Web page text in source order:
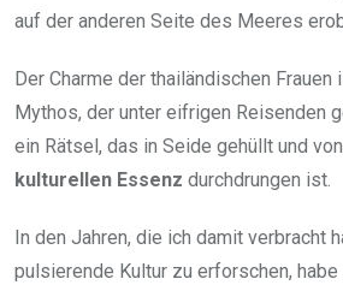
auf der anderen Seite des Meeres
Der Charme der thailändischen Frauen
Mythos, der unter eifrigen Reisenden
ein Rätsel, das in Seide gehüllt und
kulturellen Essenz durchdrungen ist.
In den Jahren, die ich damit verbracht
pulsierende Kultur zu erforschen,